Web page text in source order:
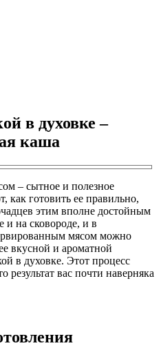
в духовке –
каша
– сытное и полезное
как готовить ее правильно,
этим вполне достойным
на сковороде, и в
мясом можно
вкусной и ароматной
в духовке. Этот процесс
результат вас почти наверняка